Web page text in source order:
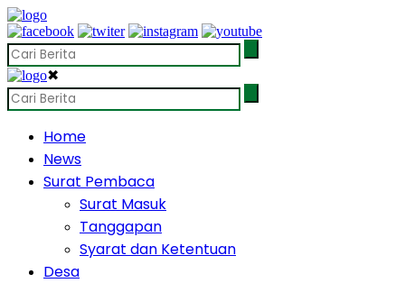
✖
Home
News
Surat Pembaca
Surat Masuk
Tanggapan
Syarat dan Ketentuan
Desa